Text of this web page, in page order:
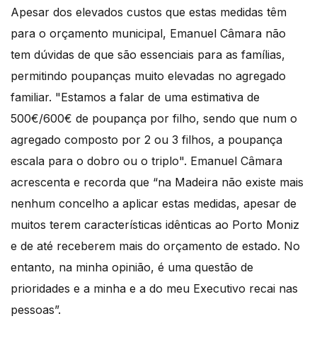
Apesar dos elevados custos que estas medidas têm
para o orçamento municipal, Emanuel Câmara não
tem dúvidas de que são essenciais para as famílias,
permitindo poupanças muito elevadas no agregado
familiar. "Estamos a falar de uma estimativa de
500€/600€ de poupança por filho, sendo que num o
agregado composto por 2 ou 3 filhos, a poupança
escala para o dobro ou o triplo". Emanuel Câmara
acrescenta e recorda que “na Madeira não existe mais
nenhum concelho a aplicar estas medidas, apesar de
muitos terem características idênticas ao Porto Moniz
e de até receberem mais do orçamento de estado. No
entanto, na minha opinião, é uma questão de
prioridades e a minha e a do meu Executivo recai nas
pessoas”.